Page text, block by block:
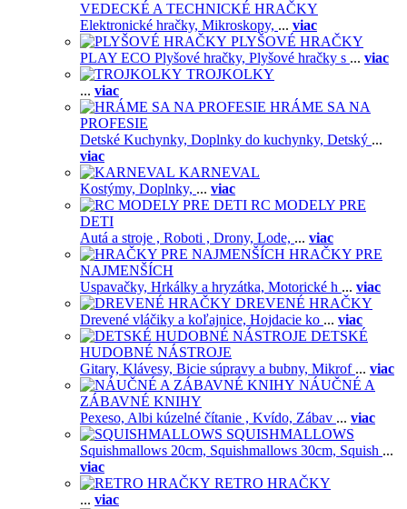
VEDECKÉ A TECHNICKÉ HRAČKY
Elektronické hračky, Mikroskopy, ... viac
PLYŠOVÉ HRAČKY
PLAY ECO Plyšové hračky, Plyšové hračky s ... viac
TROJKOLKY
... viac
HRÁME SA NA
PROFESIE
Detské Kuchynky, Doplnky do kuchynky, Detský ...
viac
KARNEVAL
Kostýmy, Doplnky, ... viac
RC MODELY PRE
DETI
Autá a stroje , Roboti , Drony, Lode, ... viac
HRAČKY PRE
NAJMENŠÍCH
Uspavačky, Hrkálky a hryzátka, Motorické h ... viac
DREVENÉ HRAČKY
Drevené vláčiky a koľajnice, Hojdacie ko ... viac
DETSKÉ
HUDOBNÉ NÁSTROJE
Gitary, Klávesy, Bicie súpravy a bubny, Mikrof ... viac
NÁUČNÉ A
ZÁBAVNÉ KNIHY
Pexeso, Albi kúzelné čítanie , Kvído, Zábav ... viac
SQUISHMALLOWS
Squishmallows 20cm, Squishmallows 30cm, Squish ...
viac
RETRO HRAČKY
... viac